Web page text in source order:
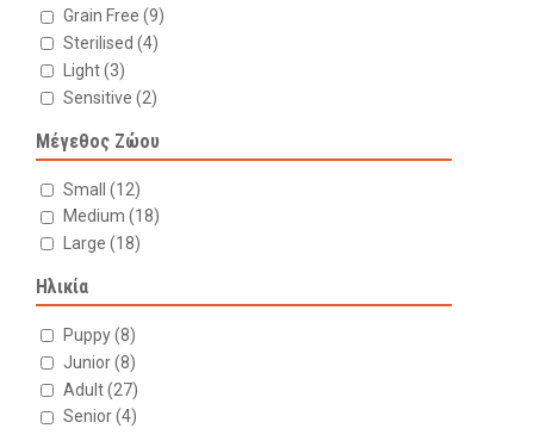
Grain Free (9)
Sterilised (4)
Light(3)
Sensitive (2)
Μέγεθος Ζώου
Small (12)
Medium (18)
Large (18)
Ηλικία
Puppy(8)
Junior(8)
Adult(27)
Senior(4)